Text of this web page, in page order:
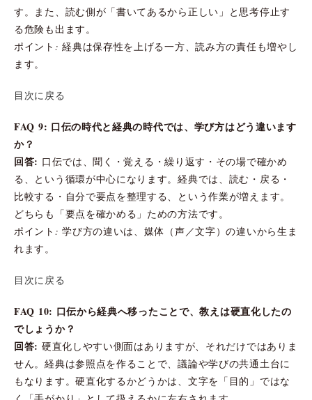
す。また、読む側が「書いてあるから正しい」と思考停止す
る危険も出ます。
ポイント: 経典は保存性を上げる一方、読み方の責任も増やし
ます。
目次に戻る
FAQ 9: 口伝の時代と経典の時代では、学び方はどう違います
か？
回答: 口伝では、聞く・覚える・繰り返す・その場で確かめ
る、という循環が中心になります。経典では、読む・戻る・
比較する・自分で要点を整理する、という作業が増えます。
どちらも「要点を確かめる」ための方法です。
ポイント: 学び方の違いは、媒体（声／文字）の違いから生ま
れます。
目次に戻る
FAQ 10: 口伝から経典へ移ったことで、教えは硬直化したの
でしょうか？
回答: 硬直化しやすい側面はありますが、それだけではありま
せん。経典は参照点を作ることで、議論や学びの共通土台に
もなります。硬直化するかどうかは、文字を「目的」ではな